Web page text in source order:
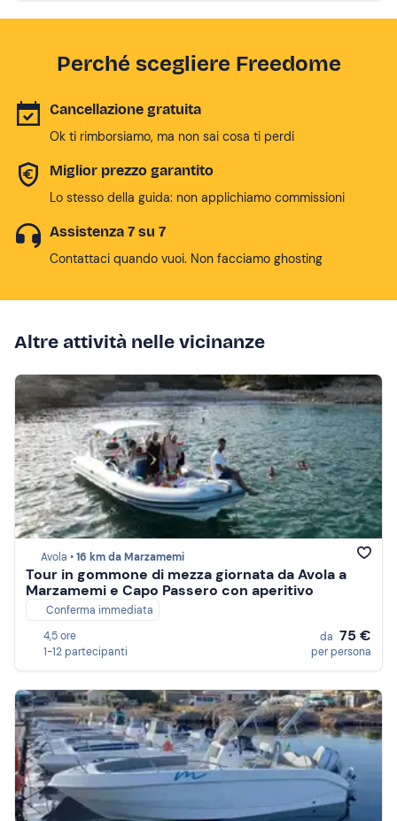
Perché scegliere Freedome
Cancellazione gratuita
Ok ti rimborsiamo, ma non sai cosa ti perdi
Miglior prezzo garantito
Lo stesso della guida: non applichiamo commissioni
Assistenza 7 su 7
Contattaci quando vuoi. Non facciamo ghosting
Altre attività nelle vicinanze
Avola •16 km da Marzamemi
Tour in gommone di mezza giornata da Avola a
Marzamemi e Capo Passero con aperitivo
Conferma immediata
4,5 ore
1-12 partecipanti
da 75 €
per persona